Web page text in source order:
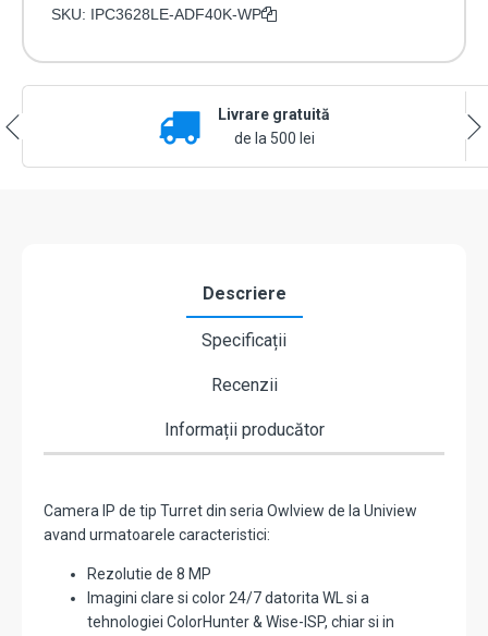
IP
SKU: IPC3628LE-ADF40K-WP
Livrare gratuită
de la 500 lei
Descriere
Specificații
Recenzii
Informații producător
Camera IP de tip Turret din seria Owlview de la Uniview
avand urmatoarele caracteristici:
Rezolutie de 8 MP
Imagini clare si color 24/7 datorita WL si a
tehnologiei ColorHunter & Wise-ISP, chiar si in